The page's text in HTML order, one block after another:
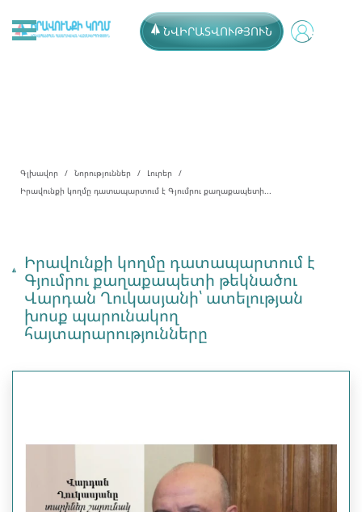
ՆՎԻՐԱՏՎՈՒԹՅՈՒՆ
Գլխավոր Նորություններ
Լուրեր
Իրավունքի կողմը դատապարտում է Գյումրու քաղաքապետի...
Իրավունքի կողմը դատապարտում է
Գյումրու քաղաքապետի թեկնածու
Վարդան Ղուկասյանի՝ ատելության
խոսք պարունակող
հայտարարությունները